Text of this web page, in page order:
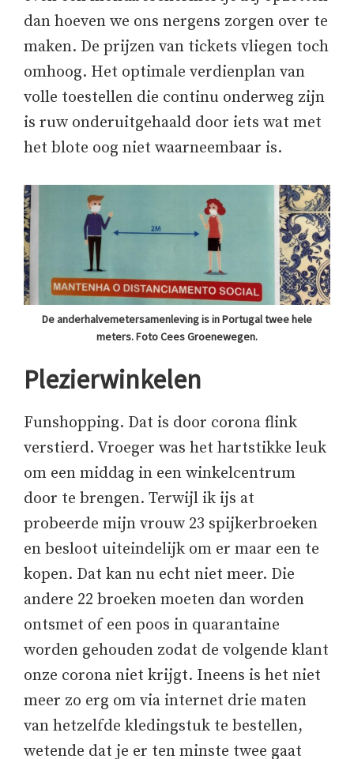
dan hoeven we ons nergens zorgen over te
maken. De prijzen van tickets vliegen toch
omhoog. Het optimale verdienplan van
volle toestellen die continu onderweg zijn
is ruw onderuitgehaald door iets wat met
het blote oog niet waarneembaar is.
De anderhalvemetersamenleving is in Portugal twee hele
meters. Foto Cees Groenewegen.
Plezierwinkelen
Funshopping. Dat is door corona flink
verstierd. Vroeger was het hartstikke leuk
om een middag in een winkelcentrum
door te brengen. Terwijl ik ijs at
probeerde mijn vrouw 23 spijkerbroeken
en besloot uiteindelijk om er maar een te
kopen. Dat kan nu echt niet meer. Die
andere 22 broeken moeten dan worden
ontsmet of een poos in quarantaine
worden gehouden zodat de volgende klant
onze corona niet krijgt. Ineens is het niet
meer zo erg om via internet drie maten
van hetzelfde kledingstuk te bestellen,
wetende dat je er ten minste twee gaat